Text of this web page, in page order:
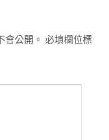
公開。 必填欄位標